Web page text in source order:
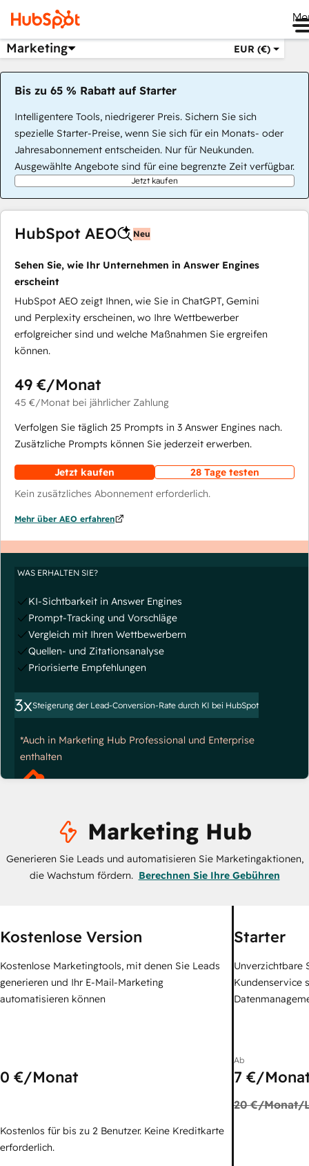
Marketing EUR (€)
Bis zu 65 % Rabatt auf Starter
Intelligentere Tools, niedrigerer Preis. Sichern Sie sich
spezielle Starter-Preise, wenn Sie sich für ein Monats- oder
Jahresabonnement entscheiden. Nur für Neukunden.
Ausgewählte Angebote sind für eine begrenzte Zeit verfügbar.
Jetzt kaufen
HubSpot AEO Neu
Sehen Sie, wie Ihr Unternehmen in Answer Engines
erscheint
HubSpot AEO zeigt Ihnen, wie Sie in ChatGPT, Gemini
und Perplexity erscheinen, wo Ihre Wettbewerber
erfolgreicher sind und welche Maßnahmen Sie ergreifen
können.
49 €/Monat
45 €/Monat bei jährlicher Zahlung
Verfolgen Sie täglich 25 Prompts in 3 Answer Engines nach.
Zusätzliche Prompts können Sie jederzeit erwerben.
Jetzt kaufen
28 Tage testen
Kein zusätzliches Abonnement erforderlich.
Mehr über AEO erfahren
WAS ERHALTEN SIE?
KI-Sichtbarkeit in Answer Engines
Prompt-Tracking und Vorschläge
Vergleich mit Ihren Wettbewerbern
Quellen- und Zitationsanalyse
Priorisierte Empfehlungen
3xSteigerung der Lead-Conversion-Rate durch KI bei HubSpot
*Auch in Marketing Hub Professional und Enterprise
enthalten
Marketing Hub
Generieren Sie Leads und automatisieren Sie Marketingaktionen,
die Wachstum fördern. Berechnen Sie Ihre Gebühren
Kostenlose Version
Kostenlose Marketingtools, mit denen Sie Leads
generieren und Ihr E-Mail-Marketing
automatisieren können
0 €/Monat
Kostenlos für bis zu 2 Benutzer. Keine Kreditkarte
erforderlich.
Starter
Unverzichtbare
Kundenservice
Ab
7 €/
20 €/Monat/